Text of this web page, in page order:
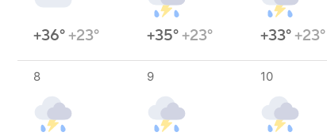
+36°+23° +35°+23° +33°+23°
8 9 10